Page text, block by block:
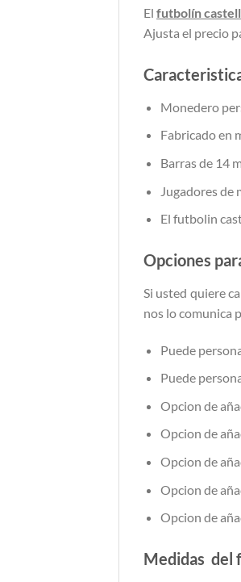
El futbolín
Ajusta el precio
Monedero
Fabricado en
Barras de 14
Jugadores de
El futbolin
Opciones
Si usted quiere
nos lo comunica
Puede
Puede
Opcion de
Opcion de
Opcion de
Opcion de
Opcion de
Medidas del